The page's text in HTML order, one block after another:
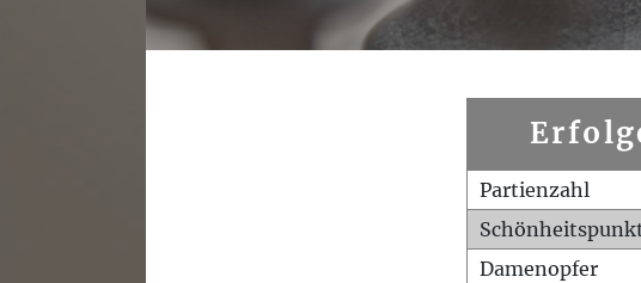
Partienzahl
Damenopfer